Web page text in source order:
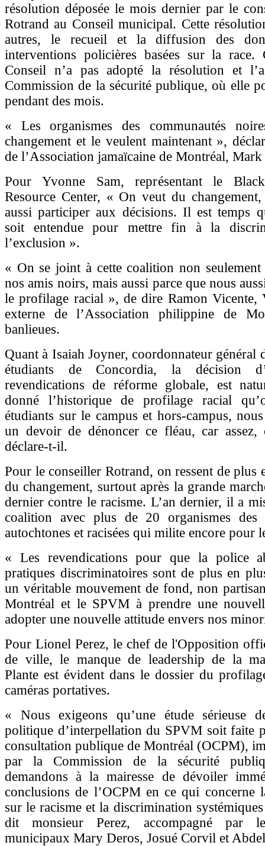
résolution déposée le mois dernier par le
Rotrand au Conseil municipal. Cette
autres, le recueil et la diffusion des
interventions policières basées sur la race.
Conseil n’a pas adopté la résolution et
Commission de la sécurité publique, où elle
pendant des mois.
« Les organismes des communautés
changement et le veulent maintenant »,
de l’Association jamaïcaine de Montréal,
Pour Yvonne Sam, représentant le
Resource Center, « On veut du
aussi participer aux décisions. Il est temps
soit entendue pour mettre fin à la
l’exclusion ».
« On se joint à cette coalition non
nos amis noirs, mais aussi parce que nous
le profilage racial », de dire Ramon Vicente,
externe de l’Association philippine de
banlieues.
Quant à Isaiah Joyner, coordonnateur général
étudiants de Concordia, la décision
revendications de réforme globale, est
donné l’historique de profilage racial
étudiants sur le campus et hors-campus,
un devoir de dénoncer ce fléau, car assez,
déclare-t-il.
Pour le conseiller Rotrand, on ressent de plus
du changement, surtout après la grande
dernier contre le racisme. L’an dernier, il a
coalition avec plus de 20 organismes des
autochtones et racisées qui milite encore pour
« Les revendications pour que la police
pratiques discriminatoires sont de plus en
un véritable mouvement de fond, non
Montréal et le SPVM à prendre une
adopter une nouvelle attitude envers nos
Pour Lionel Perez, le chef de l'Opposition
de ville, le manque de leadership de la
Plante est évident dans le dossier du
caméras portatives.
« Nous exigeons qu’une étude sérieuse
politique d’interpellation du SPVM soit faite
consultation publique de Montréal (OCPM),
par la Commission de la sécurité
demandons à la mairesse de dévoiler
conclusions de l’OCPM en ce qui concerne
sur le racisme et la discrimination
dit monsieur Perez, accompagné par
municipaux Mary Deros, Josué Corvil et